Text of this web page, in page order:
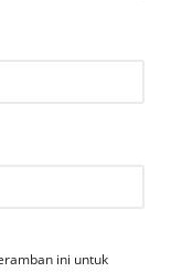
ini untuk